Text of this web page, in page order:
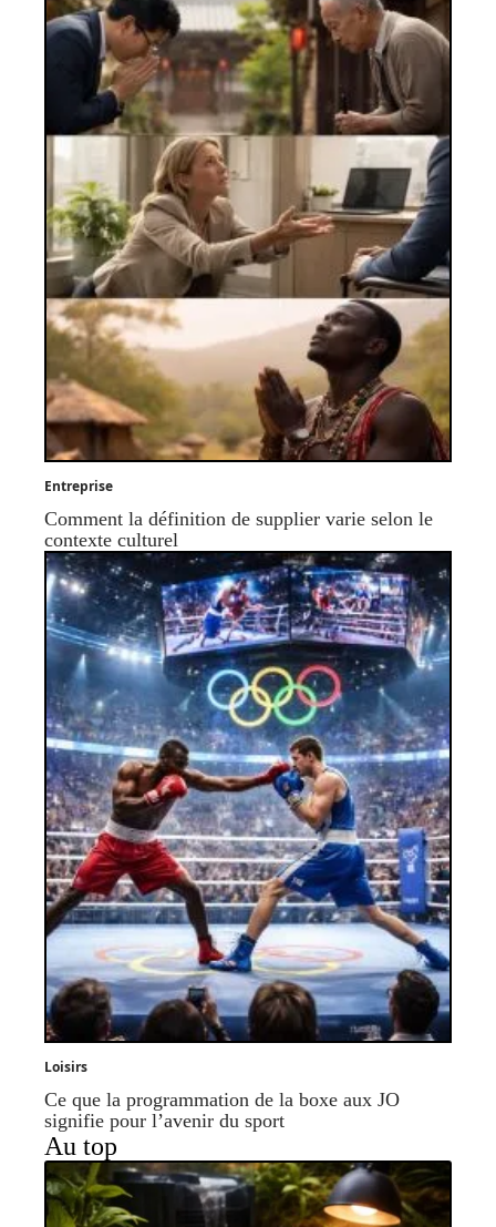
Entreprise
Comment la définition de supplier varie selon le
contexte culturel
Loisirs
Ce que la programmation de la boxe aux JO
signifie pour l’avenir du sport
Au top